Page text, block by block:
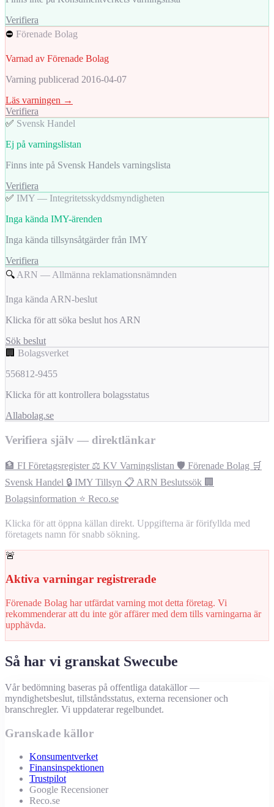
Verifiera
⛔ Förenade Bolag
Varnad av Förenade Bolag
Varning publicerad 2016-04-07
Läs varningen →
Verifiera
✅ Svensk Handel
Ej på varningslistan
Finns inte på Svensk Handels varningslista
Verifiera
✅ IMY — Integritetsskyddsmyndigheten
Inga kända IMY-ärenden
Inga kända tillsynsåtgärder från IMY
Verifiera
🔍 ARN — Allmänna reklamationsnämnden
Inga kända ARN-beslut
Klicka för att söka beslut hos ARN
Sök beslut
🏢 Bolagsverket
556812-9455
Klicka för att kontrollera bolagsstatus
Allabolag.se
Verifiera själv — direktlänkar
🏦 FI Företagsregister ⚖️ KV Varningslistan 🛡️ Förenade Bolag 🛒
Svensk Handel 🔒 IMY Tillsyn 📋 ARN Beslutssök 🏢
Bolagsinformation ⭐ Reco.se
Klicka för att öppna källan direkt. Uppgifterna är förifyllda med
företagets namn för snabb sökning.
🚨
Aktiva varningar registrerade
Förenade Bolag har utfärdat varning mot detta företag. Vi
rekommenderar att du inte gör affärer med dem tills varningarna är
upphävda.
Så har vi granskat Swecube
Vår bedömning baseras på offentliga datakällor —
myndighetsbeslut, tillståndsstatus, externa recensioner och
branschregler. Vi uppdaterar regelbundet.
Granskade källor
Konsumentverket
Finansinspektionen
Trustpilot
Google Recensioner
Reco.se